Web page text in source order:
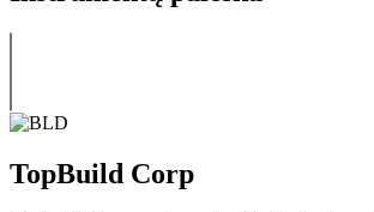
TopBuild Corp